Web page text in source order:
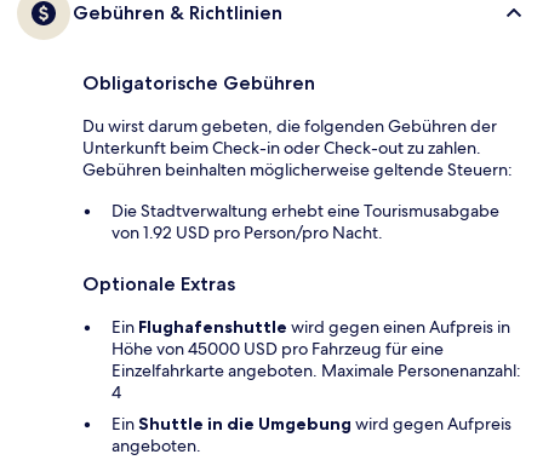
Gebühren & Richtlinien
Obligatorische Gebühren
Du wirst darum gebeten, die folgenden Gebühren der
Unterkunft beim Check-in oder Check-out zu zahlen.
Gebühren beinhalten möglicherweise geltende Steuern:
Die Stadtverwaltung erhebt eine Tourismusabgabe
von 1.92 USD pro Person/pro Nacht.
Optionale Extras
Ein Flughafenshuttle wird gegen einen Aufpreis in
Höhe von 45000 USD pro Fahrzeug für eine
Einzelfahrkarte angeboten. Maximale Personenanzahl:
4
EinShuttle in die Umgebung wird gegen Aufpreis
angeboten.